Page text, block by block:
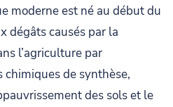
moderne est né au début du
dégâts causés par la
l’agriculture par
chimiques de synthèse,
des sols et le